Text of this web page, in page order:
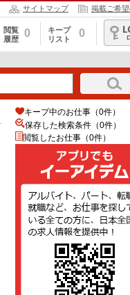
サイトマップ 掲載ご希
閲覧
履歴
0
キープ
リスト
0
ログ
キープ中のお仕事（0件）
保存した検索条件（0件）
閲覧したお仕事（0件）